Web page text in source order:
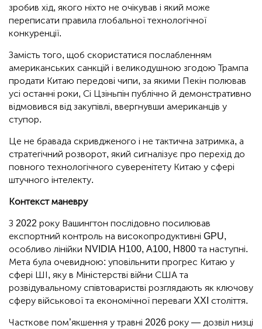
зробив хід, якого ніхто не очікував і який може
переписати правила глобальної технологічної
конкуренції.
Замість того, щоб скористатися послабленням
американських санкцій і великодушною згодою Трампа
продати Китаю передові чипи, за якими Пекін полював
усі останні роки, Сі Цзіньпін публічно й демонстративно
відмовився від закупівлі, ввергнувши американців у
ступор.
Це не бравада скривдженого і не тактична затримка, а
стратегічний розворот, який сигналізує про перехід до
повного технологічного суверенітету Китаю у сфері
штучного інтелекту.
Контекст маневру
З 2022 року Вашингтон послідовно посилював
експортний контроль на високопродуктивні GPU,
особливо лінійки NVIDIA H100, A100, H800 та наступні.
Мета була очевидною: уповільнити прогрес Китаю у
сфері ШІ, яку в Міністерстві війни США та
розвідувальному співтоваристві розглядають як ключову
сферу військової та економічної переваги XXI століття.
Часткове пом’якшення у травні 2026 року — дозвіл низці